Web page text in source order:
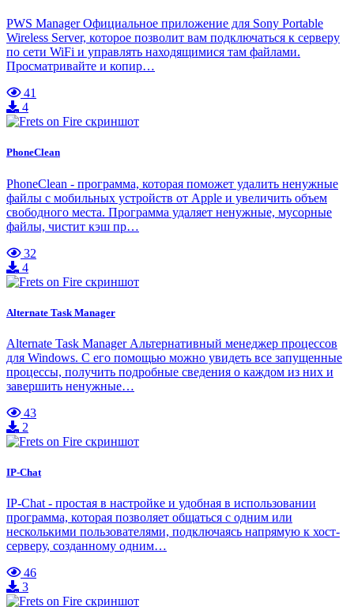
PWS Manager Официальное приложение для Sony Portable
Wireless Server, которое позволит вам подключаться к серверу
по сети WiFi и управлять находящимися там файлами.
Просматривайте и копир…
41
4
PhoneClean
PhoneClean - программа, которая поможет удалить ненужные
файлы с мобильных устройств от Apple и увеличить объем
свободного места. Программа удаляет ненужные, мусорные
файлы, чистит кэш пр…
32
4
Alternate Task Manager
Alternate Task Manager Альтернативный менеджер процессов
для Windows. С его помощью можно увидеть все запущенные
процессы, получить подробные сведения о каждом из них и
завершить ненужные…
43
2
IP-Chat
IP-Chat - простая в настройке и удобная в использовании
программа, которая позволяет общаться с одним или
несколькими пользователями, подключаясь напрямую к хост-
серверу, созданному одним…
46
3